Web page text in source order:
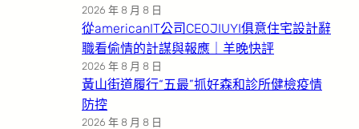
2026 年 8 月 8 日
從americanIT公司CEOJIUYI俱意住宅設計辭
職看偷情的計謀與報應｜羊晚快評
2026 年 8 月 8 日
黃山街道履行“五最”抓好森和診所健檢疫情
防控
2026 年 8 月 8 日